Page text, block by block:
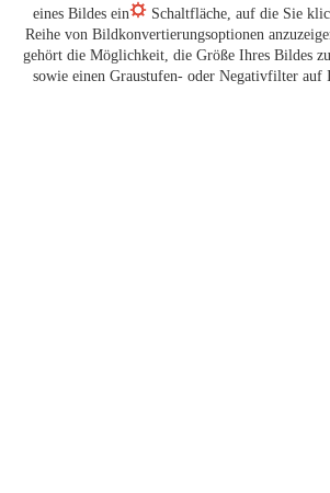
eines Bildes ein
Schaltfläche, auf die Sie
Reihe von Bildkonvertierungsoptionen
gehört die Möglichkeit, die Größe Ihres Bildes
sowie einen Graustufen- oder Negativfilter auf